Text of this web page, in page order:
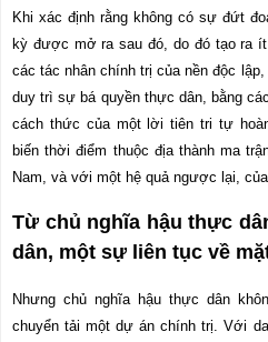
Khi xác định rằng không có sự đứt
kỳ được mở ra sau đó, do đó tạo ra
các tác nhân chính trị của nền độc
duy trì sự bá quyền thực dân, bằng
cách thức của một lời tiên tri tự
biến thời điểm thuộc địa thành ma
Nam, và với một hệ quả ngược lại,
Từ chủ nghĩa hậu thực
dân, một sự liên tục về
Nhưng chủ nghĩa hậu thực dân
chuyển tải một dự án chính trị. Với